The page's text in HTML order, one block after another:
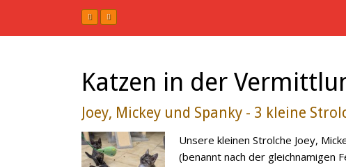
Katzen in der
Joey, Mickey und Spanky - 3 kleine
Unsere kleinen Strolche Joey,
(benannt nach der gleichnamigen